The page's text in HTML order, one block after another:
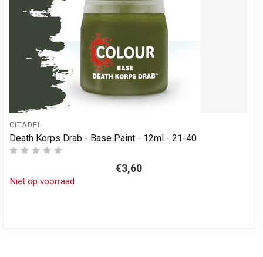
CITADEL
Death Korps Drab - Base Paint - 12ml - 21-40
€3,60
Niet op voorraad